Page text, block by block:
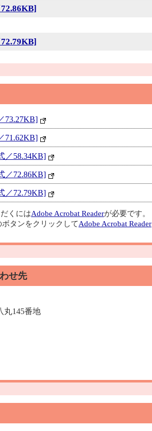
73.27KB]
71.62KB]
／58.34KB]
／72.86KB]
／72.79KB]
くにはAdobe Acrobat Readerが必要です。
タンをクリックしてAdobe Acrobat Reader
せ先
丸145番地